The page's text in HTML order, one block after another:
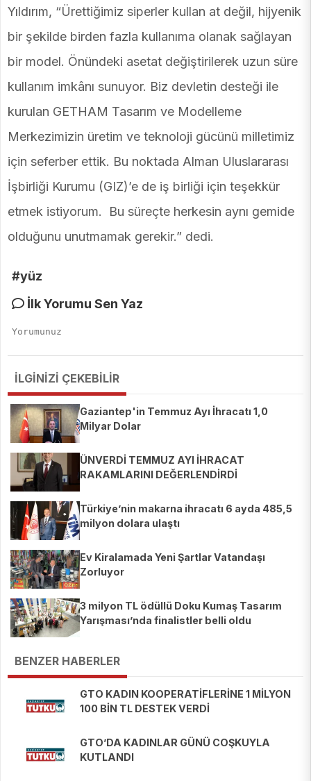
Yıldırım, “Ürettiğimiz siperler kullan at değil, hijyenik
bir şekilde birden fazla kullanıma olanak sağlayan
bir model. Önündeki asetat değiştirilerek uzun süre
kullanım imkânı sunuyor. Biz devletin desteği ile
kurulan GETHAM Tasarım ve Modelleme
Merkezimizin üretim ve teknoloji gücünü milletimiz
için seferber ettik. Bu noktada Alman Uluslararası
İşbirliği Kurumu (GIZ)’e de iş birliği için teşekkür
etmek istiyorum. Bu süreçte herkesin aynı gemide
olduğunu unutmamak gerekir.” dedi.
#yüz
İlk Yorumu Sen Yaz
İLGİNİZİ ÇEKEBİLİR
Gaziantep'in Temmuz Ayı İhracatı 1,0
Milyar Dolar
ÜNVERDİ TEMMUZ AYI İHRACAT
RAKAMLARINI DEĞERLENDİRDİ
Türkiye’nin makarna ihracatı 6 ayda 485,5
milyon dolara ulaştı
Ev Kiralamada Yeni Şartlar Vatandaşı
Zorluyor
3 milyon TL ödüllü Doku Kumaş Tasarım
Yarışması’nda finalistler belli oldu
BENZER HABERLER
GTO KADIN KOOPERATİFLERİNE 1 MİLYON
100 BİN TL DESTEK VERDİ
GTO’DA KADINLAR GÜNÜ COŞKUYLA
KUTLANDI